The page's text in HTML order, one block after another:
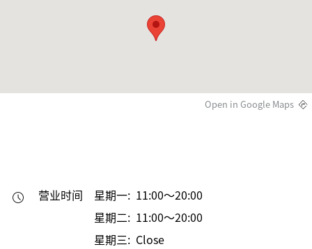
Open in Google Maps
营业时间
星期一: 11:00～20:00
星期二: 11:00～20:00
星期三: Close